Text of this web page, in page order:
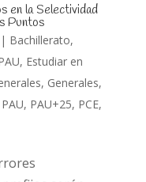
en la Selectividad
Puntos
Bachillerato,
, Estudiar en
, Generales,
PAU, PAU+25, PCE,